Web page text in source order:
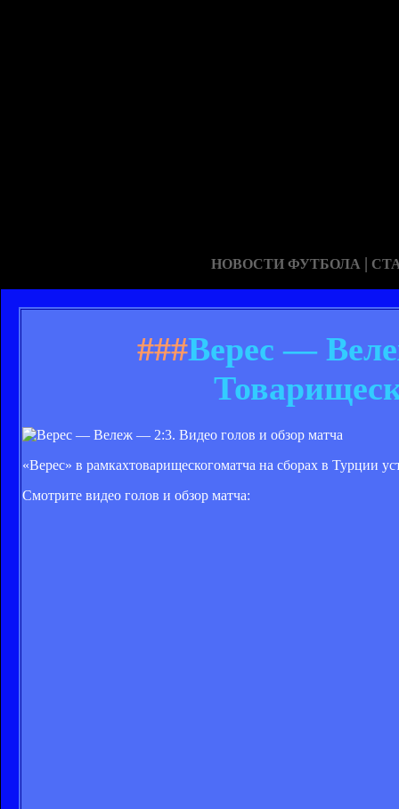
НОВОСТИ ФУТБОЛА |
###Верес —
«Верес» в рамкахтоварищескогоматча на сборах в Турции
Смотрите видео голов и обзор матча: